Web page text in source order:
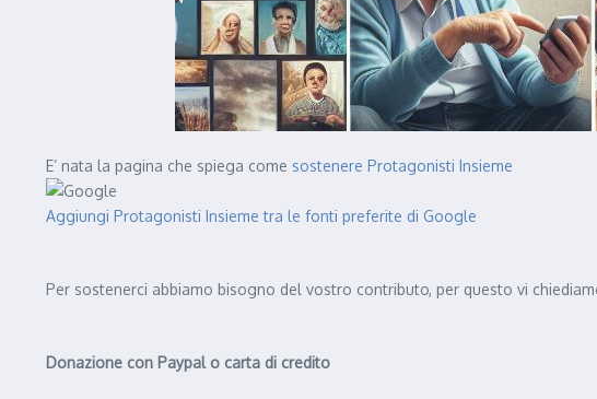
E’ nata la pagina che spiega come sostenere Protagonisti Insieme
Aggiungi Protagonisti Insieme tra le fonti preferite di Google
Per sostenerci abbiamo bisogno del vostro contributo, per questo vi
Donazione con Paypal o carta di credito